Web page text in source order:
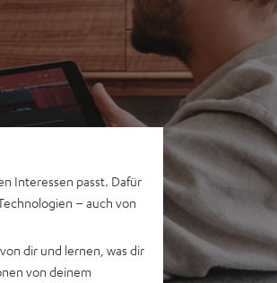
Interessen passt. Dafür
– auch von
dir und lernen, was dir
von deinem